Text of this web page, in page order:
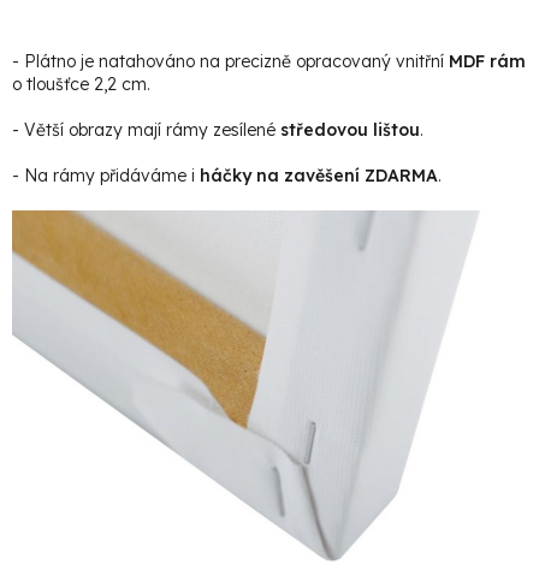
- Plátno je natahováno na precizně opracovaný vnitřní MDF rám
o tloušťce 2,2 cm.
- Větší obrazy mají rámy zesílené středovou lištou.
- Na rámy přidáváme i háčky na zavěšení ZDARMA.